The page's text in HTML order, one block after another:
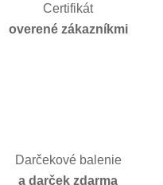
Certifikát
overené zákazníkmi
Darčekové balenie
a darček zdarma